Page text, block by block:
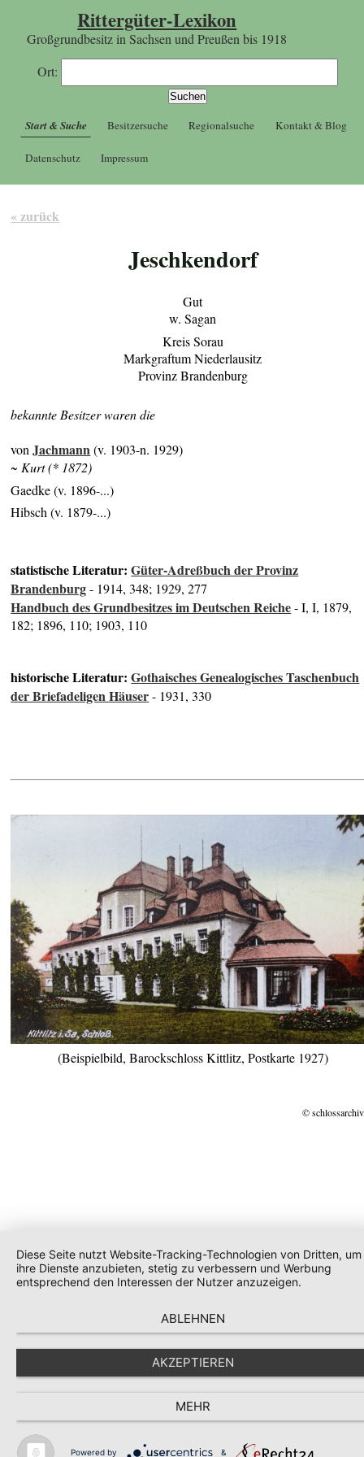
Rittergüter-Lexikon
Großgrundbesitz in Sachsen und Preußen bis 1918
Ort:
Start & Suche Besitzersuche Regionalsuche Kontakt & Blog
Datenschutz Impressum
« zurück
Jeschkendorf
Gut
w. Sagan
Kreis Sorau
Markgraftum Niederlausitz
Provinz Brandenburg
bekannte Besitzer waren die
vonJachmann(v. 1903-n. 1929)
~ Kurt (* 1872)
Gaedke (v. 1896-...)
Hibsch (v. 1879-...)
statistische Literatur:Güter-Adreßbuch der Provinz
Brandenburg- 1914, 348; 1929, 277
Handbuch des Grundbesitzes im Deutschen Reiche- I, I, 1879,
182; 1896, 110; 1903, 110
historische Literatur:Gothaisches Genealogisches Taschenbuch
der Briefadeligen Häuser- 1931, 330
(Beispielbild, Barockschloss Kittlitz, Postkarte 1927)
©
Diese Seite nutzt Website-Tracking-Technologien von Dritten, um
ihre Dienste anzubieten, stetig zu verbessern und Werbung
entsprechend den Interessen der Nutzer anzuzeigen.
ABLEHNEN
AKZEPTIEREN
MEHR
Powered by &